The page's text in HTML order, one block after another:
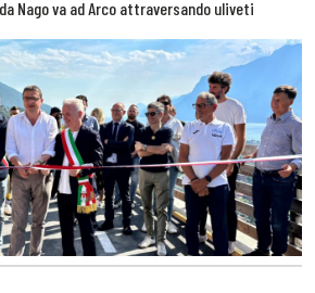
Nago va ad Arco attraversando uliveti